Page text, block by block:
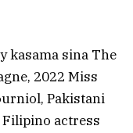
kasama sina The
2022 Miss
Pakistani
Filipino actress